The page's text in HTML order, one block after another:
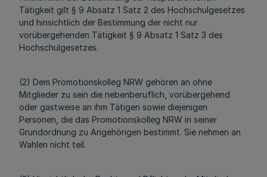
Tätigkeit gilt § 9 Absatz 1 Satz 2 des Hochschulgesetzes
und hinsichtlich der Bestimmung der nicht nur
vorübergehenden Tätigkeit § 9 Absatz 1 Satz 3 des
Hochschulgesetzes.
(2) Dem Promotionskolleg NRW gehören an ohne
Mitglieder zu sein die nebenberuflich, vorübergehend
oder gastweise an ihm Tätigen sowie diejenigen
Personen, die das Promotionskolleg NRW in seiner
Grundordnung zu Angehörigen bestimmt. Sie nehmen an
Wahlen nicht teil.